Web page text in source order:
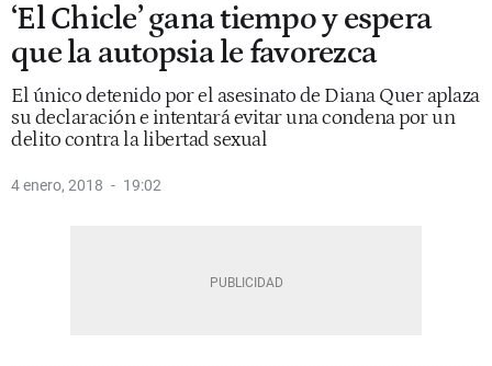
‘El Chicle’ gana tiempo y espera
que la autopsia le favorezca
El único detenido por el asesinato de Diana Quer aplaza
su declaración e intentará evitar una condena por un
delito contra la libertad sexual
4 enero, 2018 19:02